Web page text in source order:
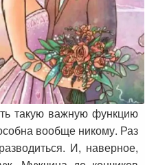
такую важную функцию
вообще никому. Раз
И, наверное,